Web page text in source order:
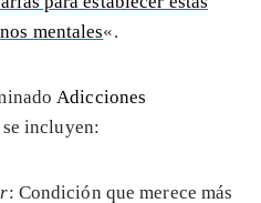
mentales«.
Adicciones
incluyen:
: Condición que merece más